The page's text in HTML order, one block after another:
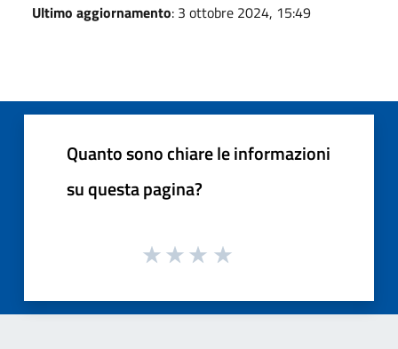
Ultimo aggiornamento: 3 ottobre 2024, 15:49
Quanto sono chiare le informazioni
su questa pagina?